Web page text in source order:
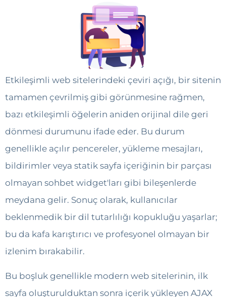
Etkileşimli web sitelerindeki çeviri açığı, bir sitenin
tamamen çevrilmiş gibi görünmesine rağmen,
bazı etkileşimli öğelerin aniden orijinal dile geri
dönmesi durumunu ifade eder. Bu durum
genellikle açılır pencereler, yükleme mesajları,
bildirimler veya statik sayfa içeriğinin bir parçası
olmayan sohbet widget'ları gibi bileşenlerde
meydana gelir. Sonuç olarak, kullanıcılar
beklenmedik bir dil tutarlılığı kopukluğu yaşarlar;
bu da kafa karıştırıcı ve profesyonel olmayan bir
izlenim bırakabilir.
Bu boşluk genellikle modern web sitelerinin, ilk
sayfa oluşturulduktan sonra içerik yükleyen AJAX